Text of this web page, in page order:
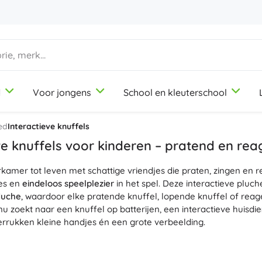
1-3 jaar
9-12 jaar
1-3 jaar
9-12 jaar
Voor jongens
1-3 jaar
9-12 jaar
School en kleuterschool
Knutsel- en tekenspullen
Klei
Stiften
Stempels
Schorten en tafelkleden
+ Meer tonen
Duplo
Icons
Friends
Beroepsrollenspellen
Schoonheidssalon
Winkeltje spelen
Werkplaats
Huishouden
+ Meer tonen
Interactieve knuffels
knuffels voor kinderen – pratend en
tot leven met schattige vriendjes die praten, zingen en
en eindeloos speelplezier in het spel. Deze interactieve
, waardoor elke pratende knuffel, lopende knuffel of
zoekt naar een knuffel op batterijen, een interactieve
kleine handjes én een grote verbeelding.
zorgen ervoor dat de speelgoedjes reageren
kan woorden herhalen, maakt